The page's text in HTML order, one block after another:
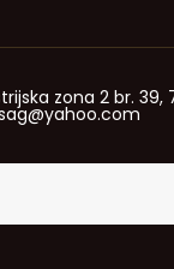
zona 2 br. 39,